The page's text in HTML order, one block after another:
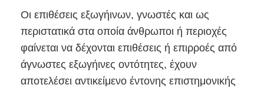
Οι επιθέσεις εξωγήινων, γνωστές και ως
περιστατικά στα οποία άνθρωποι ή περιοχές
φαίνεται να δέχονται επιθέσεις ή επιρροές από
άγνωστες εξωγήινες οντότητες, έχουν
αποτελέσει αντικείμενο έντονης επιστημονικής